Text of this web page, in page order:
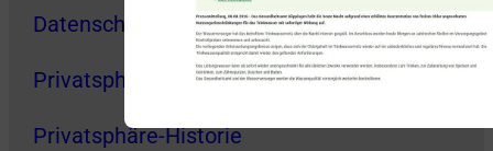
Datenschutz
Privatsphäre-Einstellungen
Privatsphäre-Historie